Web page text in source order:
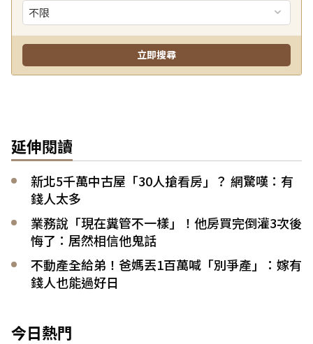
延伸閱讀
新北5千萬中古屋「30人搶看房」？ 網驚嘆：有
錢人太多
業務說「現在糞管不一樣」！他房買完倒灌3次後
悔了：居然相信他鬼話
不動產全給弟！爸媽丟1百萬喊「別爭產」：嫁有
錢人也能過好日
今日熱門